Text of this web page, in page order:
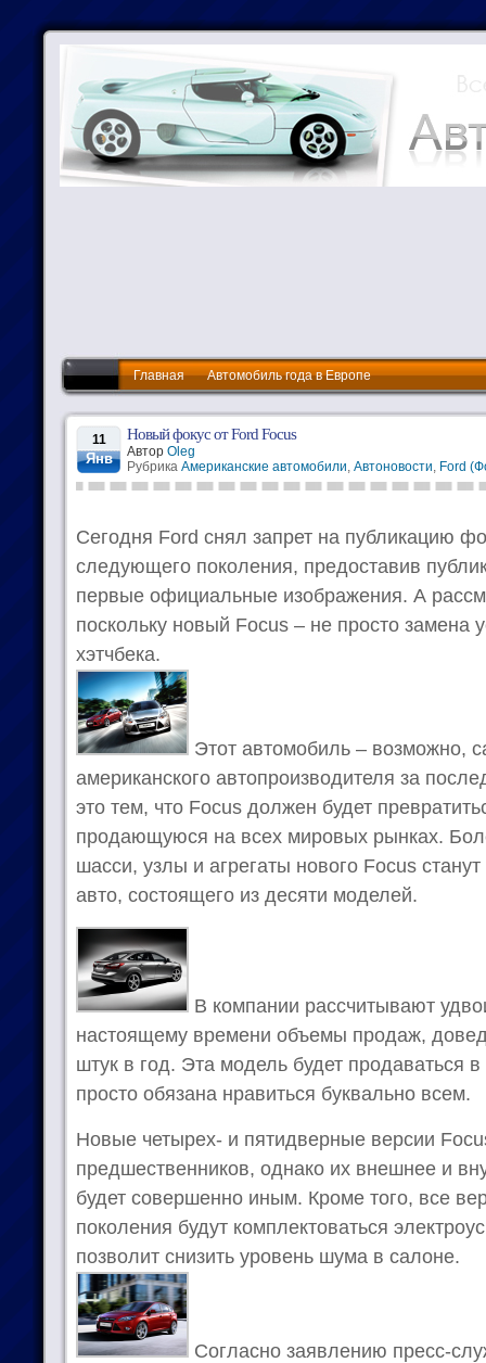
Главная Автомобиль года в Европе
11
Янв
Новый фокус от Ford Focus
Автор Oleg
Рубрика Американские автомобили, Автоновости, Ford
Сегодня Ford снял запрет на публикацию
следующего поколения, предоставив
первые официальные изображения. А
поскольку новый Focus – не просто замена
хэтчбека.
Этот автомобиль – возможно,
американского автопроизводителя за
это тем, что Focus должен будет
продающуюся на всех мировых рынках.
шасси, узлы и агрегаты нового Focus
авто, состоящего из десяти моделей.
В компании рассчитывают
настоящему времени объемы продаж,
штук в год. Эта модель будет продаваться
просто обязана нравиться буквально всем.
Новые четырех- и пятидверные версии
предшественников, однако их внешнее и
будет совершенно иным. Кроме того, все
поколения будут комплектоваться
позволит снизить уровень шума в салоне.
Согласно заявлению пресс-